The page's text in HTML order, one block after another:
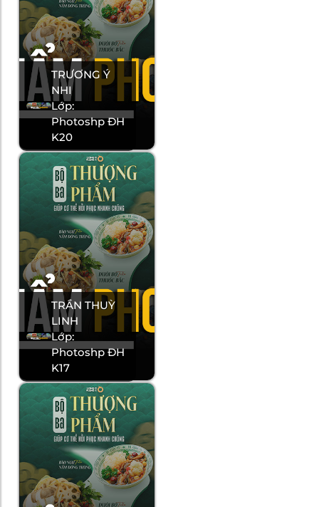
TRƯƠNG Ý
NHI
Lớp:
Photoshp ĐH
K20
TRẦN THUỲ
LINH
Lớp:
Photoshp ĐH
K17